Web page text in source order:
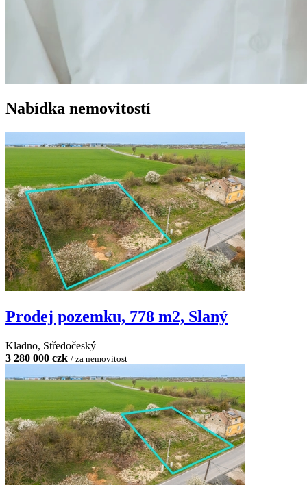
Nabídka nemovitostí
Prodej pozemku, 778 m2, Slaný
Kladno, Středočeský
3 280 000 czk / za nemovitost